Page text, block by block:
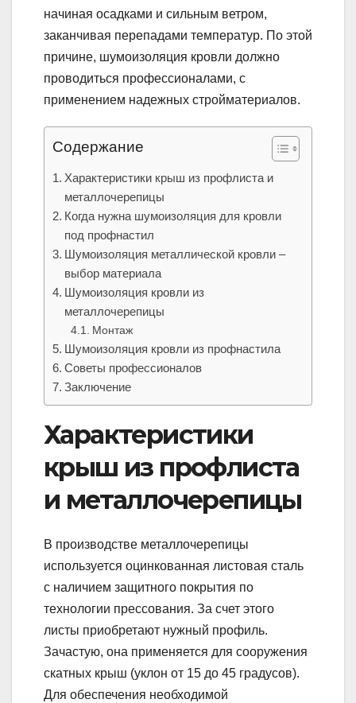
начиная осадками и сильным ветром,
заканчивая перепадами температур. По этой
причине, шумоизоляция кровли должно
проводиться профессионалами, с
применением надежных стройматериалов.
Содержание
Характеристики крыш из профлиста и
металлочерепицы
Когда нужна шумоизоляция для кровли
под профнастил
Шумоизоляция металлической кровли –
выбор материала
Шумоизоляция кровли из
металлочерепицы
Монтаж
Шумоизоляция кровли из профнастила
Советы профессионалов
Заключение
Характеристики
крыш из профлиста
и металлочерепицы
В производстве металлочерепицы
используется оцинкованная листовая сталь
с наличием защитного покрытия по
технологии прессования. За счет этого
листы приобретают нужный профиль.
Зачастую, она применяется для сооружения
скатных крыш (уклон от 15 до 45 градусов).
Для обеспечения необходимой